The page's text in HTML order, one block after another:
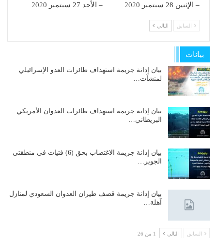
– الإثنين 28 سبتمبر 2020
– الأحد 27 سبتمبر 2020
السابق التالي
بيانات
بيان إدانة جريمة استهداف طائرات العدو الإسرائيلي
لمنشآت…
بيان إدانة جريمة استهداف طائرات العدوان الأمريكي
البريطاني…
بيان إدانة جريمة الاغتصاب بحق (6) فتيات في منطقتي
الجوير…
بيان إدانة جريمة قصف طيران العدوان السعودي لمنازل
آهلة…
السابق التالي 1 من 26